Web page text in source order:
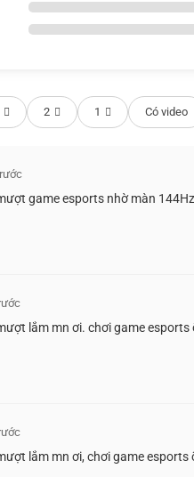
NVIDIA GeForce RTX 3050
nghệ DLSS của
7 170 (8 nhân / 16 luồng, 3.2 –
RTX 3050 Laptop 4GB
2 1 Có video
game esports nhờ màn
lắm mn ơi. chơi game
lắm mn ơi, chơi game